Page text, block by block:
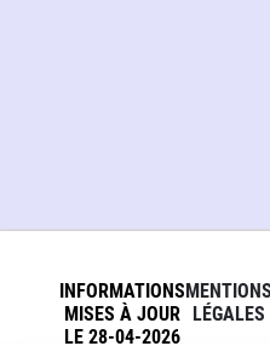
INFORMATIONS
MISES À JOUR
LE 28-04-2026
MENTIONS
LÉGALES